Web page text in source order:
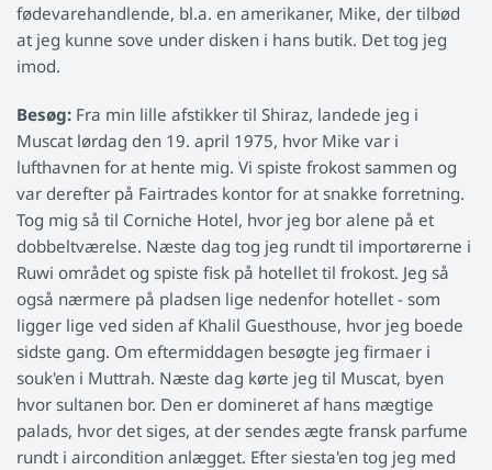
fødevarehandlende, bl.a. en amerikaner, Mike, der tilbød
at jeg kunne sove under disken i hans butik. Det tog jeg
imod.
Besøg: Fra min lille afstikker til Shiraz, landede jeg i
Muscat lørdag den 19. april 1975, hvor Mike var i
lufthavnen for at hente mig. Vi spiste frokost sammen og
var derefter på Fairtrades kontor for at snakke forretning.
Tog mig så til Corniche Hotel, hvor jeg bor alene på et
dobbeltværelse. Næste dag tog jeg rundt til importørerne i
Ruwi området og spiste fisk på hotellet til frokost. Jeg så
også nærmere på pladsen lige nedenfor hotellet - som
ligger lige ved siden af Khalil Guesthouse, hvor jeg boede
sidste gang. Om eftermiddagen besøgte jeg firmaer i
souk'en i Muttrah. Næste dag kørte jeg til Muscat, byen
hvor sultanen bor. Den er domineret af hans mægtige
palads, hvor det siges, at der sendes ægte fransk parfume
rundt i aircondition anlægget. Efter siesta'en tog jeg med